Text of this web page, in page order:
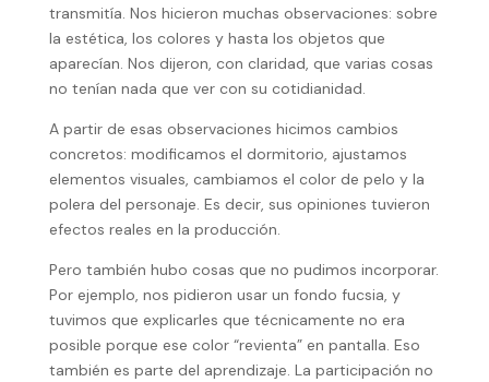
transmitía. Nos hicieron muchas observaciones: sobre
la estética, los colores y hasta los objetos que
aparecían. Nos dijeron, con claridad, que varias cosas
no tenían nada que ver con su cotidianidad.
A partir de esas observaciones hicimos cambios
concretos: modificamos el dormitorio, ajustamos
elementos visuales, cambiamos el color de pelo y la
polera del personaje. Es decir, sus opiniones tuvieron
efectos reales en la producción.
Pero también hubo cosas que no pudimos incorporar.
Por ejemplo, nos pidieron usar un fondo fucsia, y
tuvimos que explicarles que técnicamente no era
posible porque ese color “revienta” en pantalla. Eso
también es parte del aprendizaje. La participación no